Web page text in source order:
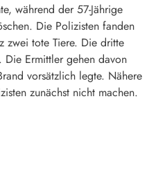
während der 57-Jährige
Die Polizisten fanden
zwei tote Tiere. Die dritte
Die Ermittler gehen davon
vorsätzlich legte. Nähere
zunächst nicht machen.